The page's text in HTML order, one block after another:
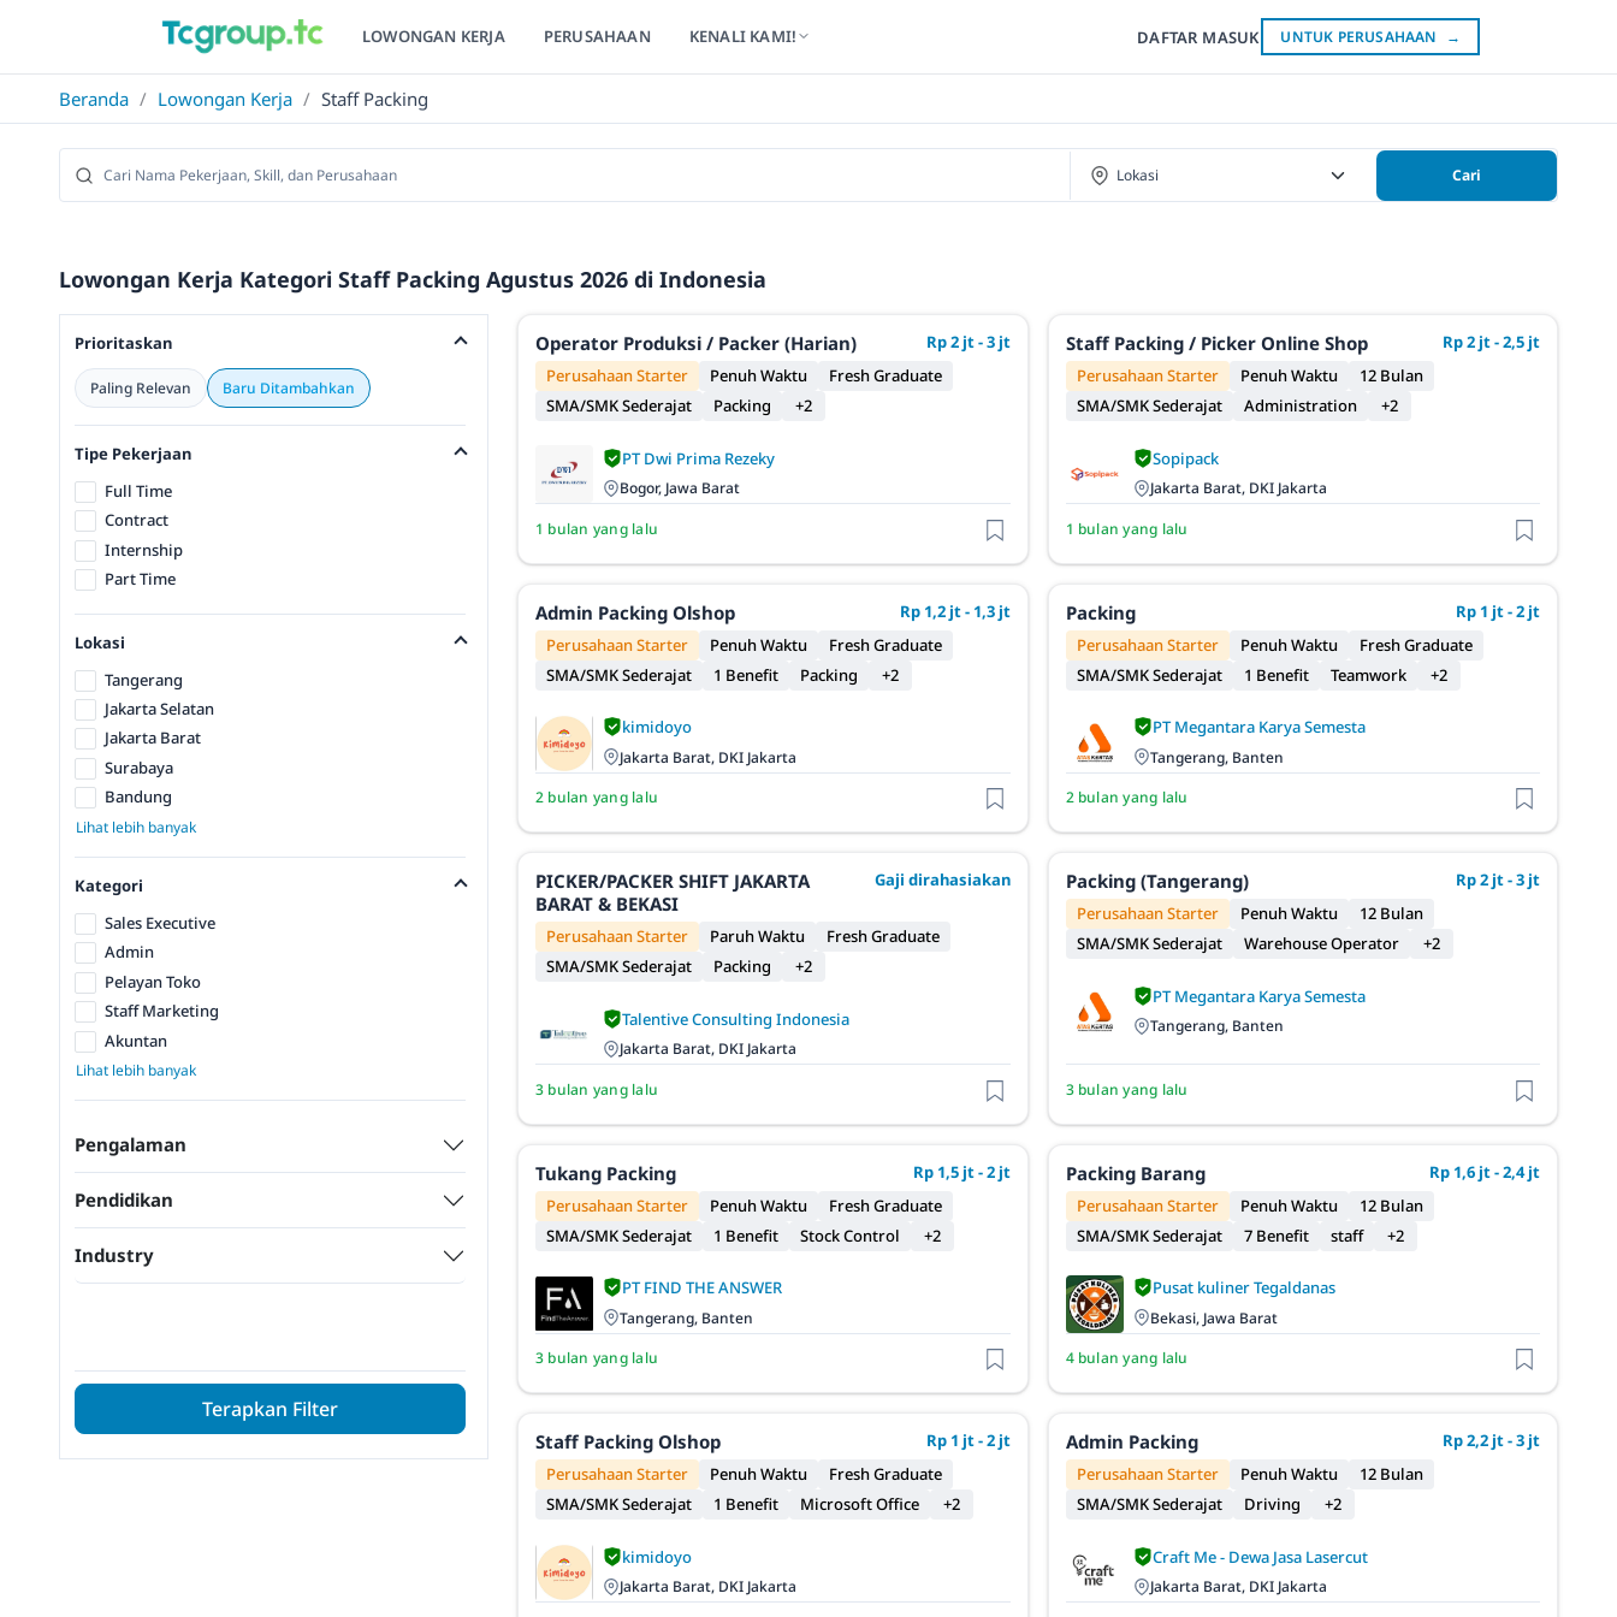
LOWONGAN KERJA PERUSAHAAN KENALI KAMI! DAFTAR MASUK UNTUK PERUSAHAAN →
Beranda / Lowongan Kerja / Staff Packing
Cari
Lowongan Kerja Kategori Staff Packing Agustus 2026 di Indonesia
Prioritaskan
Paling Relevan Baru Ditambahkan
Tipe Pekerjaan
Full Time
Contract
Internship
Part Time
Lokasi
Tangerang
Jakarta Selatan
Jakarta Barat
Surabaya
Bandung
Lihat lebih banyak
Kategori
Sales Executive
Admin
Pelayan Toko
Staff Marketing
Akuntan
Lihat lebih banyak
Pengalaman
Pendidikan
Industry
Terapkan Filter
Operator Produksi / Packer (Harian)
Rp 2 jt - 3 jt
Perusahaan Starter
Penuh Waktu
Fresh Graduate
SMA/SMK Sederajat
Packing +2
PT Dwi Prima Rezeky
Bogor, Jawa Barat
1 bulan yang lalu
Staff Packing / Picker Online Shop
Rp 2 jt - 2,5 jt
Perusahaan Starter
Penuh Waktu
12 Bulan
SMA/SMK Sederajat
Administration +2
Sopipack
Jakarta Barat, DKI Jakarta
1 bulan yang lalu
Admin Packing Olshop
Rp 1,2 jt - 1,3 jt
Perusahaan Starter
Penuh Waktu
Fresh Graduate
SMA/SMK Sederajat
1 Benefit Packing +2
kimidoyo
Jakarta Barat, DKI Jakarta
2 bulan yang lalu
Packing
Rp 1 jt - 2 jt
Perusahaan Starter
Penuh Waktu
Fresh Graduate
SMA/SMK Sederajat
1 Benefit Teamwork +2
PT Megantara Karya Semesta
Tangerang, Banten
2 bulan yang lalu
PICKER/PACKER SHIFT JAKARTA
BARAT & BEKASI
Gaji dirahasiakan
Perusahaan Starter Paruh Waktu
Fresh Graduate
SMA/SMK Sederajat
Packing +2
Talentive Consulting Indonesia
Jakarta Barat, DKI Jakarta
3 bulan yang lalu
Packing (Tangerang)
Rp 2 jt - 3 jt
Perusahaan Starter
Penuh Waktu
12 Bulan
SMA/SMK Sederajat
Warehouse Operator +2
PT Megantara Karya Semesta
Tangerang, Banten
3 bulan yang lalu
Tukang Packing
Rp 1,5 jt - 2 jt
Perusahaan Starter
Penuh Waktu
Fresh Graduate
SMA/SMK Sederajat
1 Benefit Stock Control +2
PT FIND THE ANSWER
Tangerang, Banten
3 bulan yang lalu
Packing Barang
Rp 1,6 jt - 2,4 jt
Perusahaan Starter
Penuh Waktu
12 Bulan
SMA/SMK Sederajat
7 Benefit staff +2
Pusat kuliner Tegaldanas
Bekasi, Jawa Barat
4 bulan yang lalu
Staff Packing Olshop
Rp 1 jt - 2 jt
Perusahaan Starter
Penuh Waktu
Fresh Graduate
SMA/SMK Sederajat
1 Benefit Microsoft Office +2
kimidoyo
Jakarta Barat, DKI Jakarta
Admin Packing
Rp 2,2 jt - 3 jt
Perusahaan Starter
Penuh Waktu
12 Bulan
SMA/SMK Sederajat
Driving +2
Craft Me - Dewa Jasa Lasercut
Jakarta Barat, DKI Jakarta